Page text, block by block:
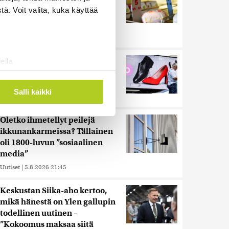
Voit valita, kuka käyttää
. Voit muuttaa
tukemiseen
alan
tietoja muihin tietoihin, joita
siirtää ulkomaille.
Salli kaikki
verisuonitauteihin, sanoo
Reuters: Ukraina on tuhonnut
yli miljoona neliömetriä
Uutiset | 7.8.2026 21:55
Oletko ihmetellyt peilejä
ikkunankarmeissa? Tällainen
oli 1800-luvun ”sosiaalinen
media”
Uutiset | 5.8.2026 21:45
Keskustan Siika-aho kertoo,
mikä hänestä on Ylen gallupin
todellinen uutinen –
”Kokoomus maksaa siitä